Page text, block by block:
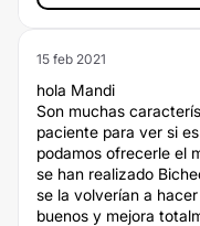
15 feb 2021
hola Mandi
Son muchas
paciente para ver si
podamos ofrecerle el
se han realizado
se la volverían a
buenos y mejora